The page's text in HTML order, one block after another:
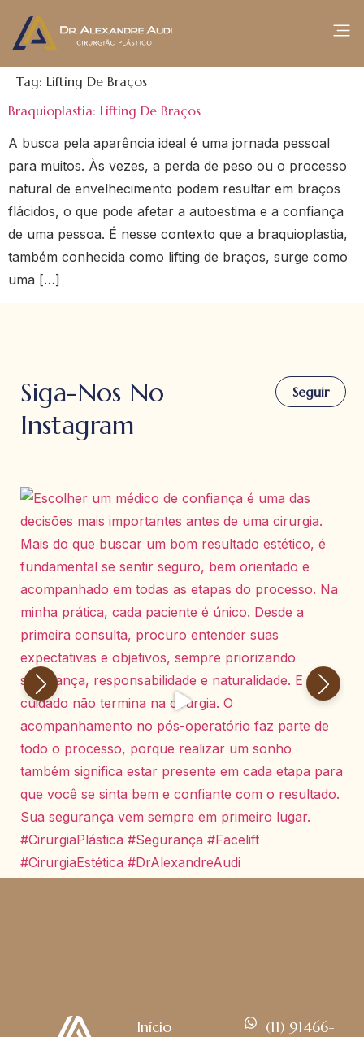
Tag: Lifting De Braços
Braquioplastia: Lifting De Braços
A busca pela aparência ideal é uma jornada pessoal
para muitos. Às vezes, a perda de peso ou o processo
natural de envelhecimento podem resultar em braços
flácidos, o que pode afetar a autoestima e a confiança
de uma pessoa. É nesse contexto que a braquioplastia,
também conhecida como lifting de braços, surge como
uma […]
Siga-Nos No
Instagram
Seguir
Início
(11) 91466-